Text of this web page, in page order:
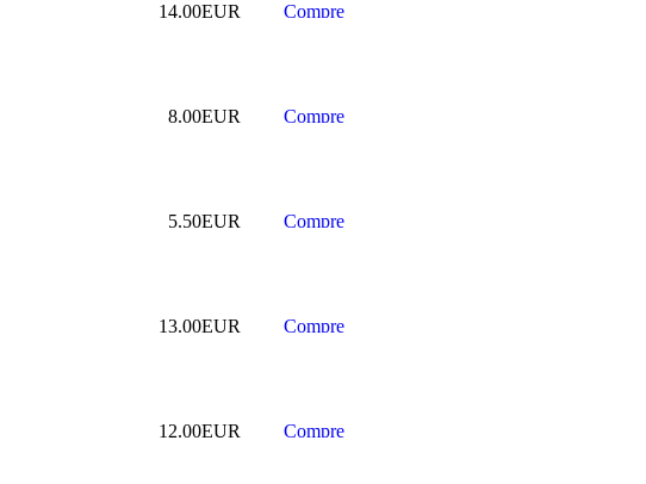
14.00EUR
8.00EUR
5.50EUR
13.00EUR
12.00EUR